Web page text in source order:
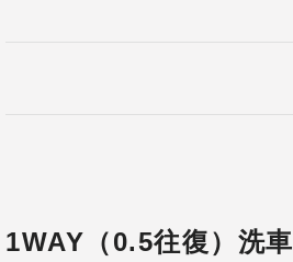
1WAY（0.5往復）洗車